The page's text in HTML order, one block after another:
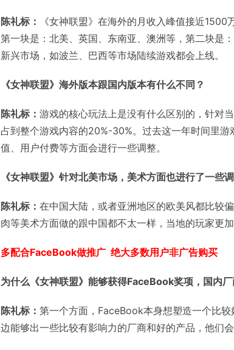
陈礼标：
《女神联盟》在海外的月收入峰值接近1500
第一块是：北美、英国、东南亚、澳洲等，第二块是
新兴市场，如波兰、巴西等市场陆续游戏都会上线。
《女神联盟》海外版本跟国内版本有什么不同？
陈礼标： 游戏的核心玩法上是没有什么区别的，针对
占到整个游戏内容的20%-30%。过去这一年时间里游
值、用户付费等方面会进行一些调整。
《女神联盟》针对北美市场，美术方面也进行了一些
陈礼标： 在中国大陆，或者亚洲地区的欧美风都比较
肉等美术方面做的跟中国都不太一样，当地的玩家更
多配合FaceBook做推广 绝大多数用户非广告购买
为什么《女神联盟》能够获得FaceBook奖项，国内
陈礼标： 第一个方面，FaceBook本身想塑造一个比
边能够出一些比较有影响力的厂商和好的产品，他们会